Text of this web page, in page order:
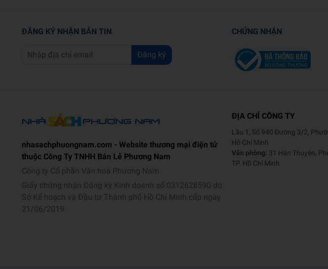
ĐĂNG KÝ NHẬN BẢN TIN
Đăng ký
CHỨNG NHẬN
nhasachphuongnam.com - Website thương mại điện tử
thuộc Công Ty TNHH Bán Lẻ Phương Nam
Công ty Cổ phần Văn hoá Phương Nam
Giấy chứng nhận Đăng ký Kinh doanh số 0312628590 do
Sở Kế hoạch và Đầu tư Thành phố Hồ Chí Minh cấp ngày
21/06/2019
ĐỊA CHỈ CÔNG TY
Lầu 1, Số 940 Đường 3/2,
Hồ Chí Minh
Văn phòng: 31 Hàn Thuyên,
TP. Hồ Chí Minh